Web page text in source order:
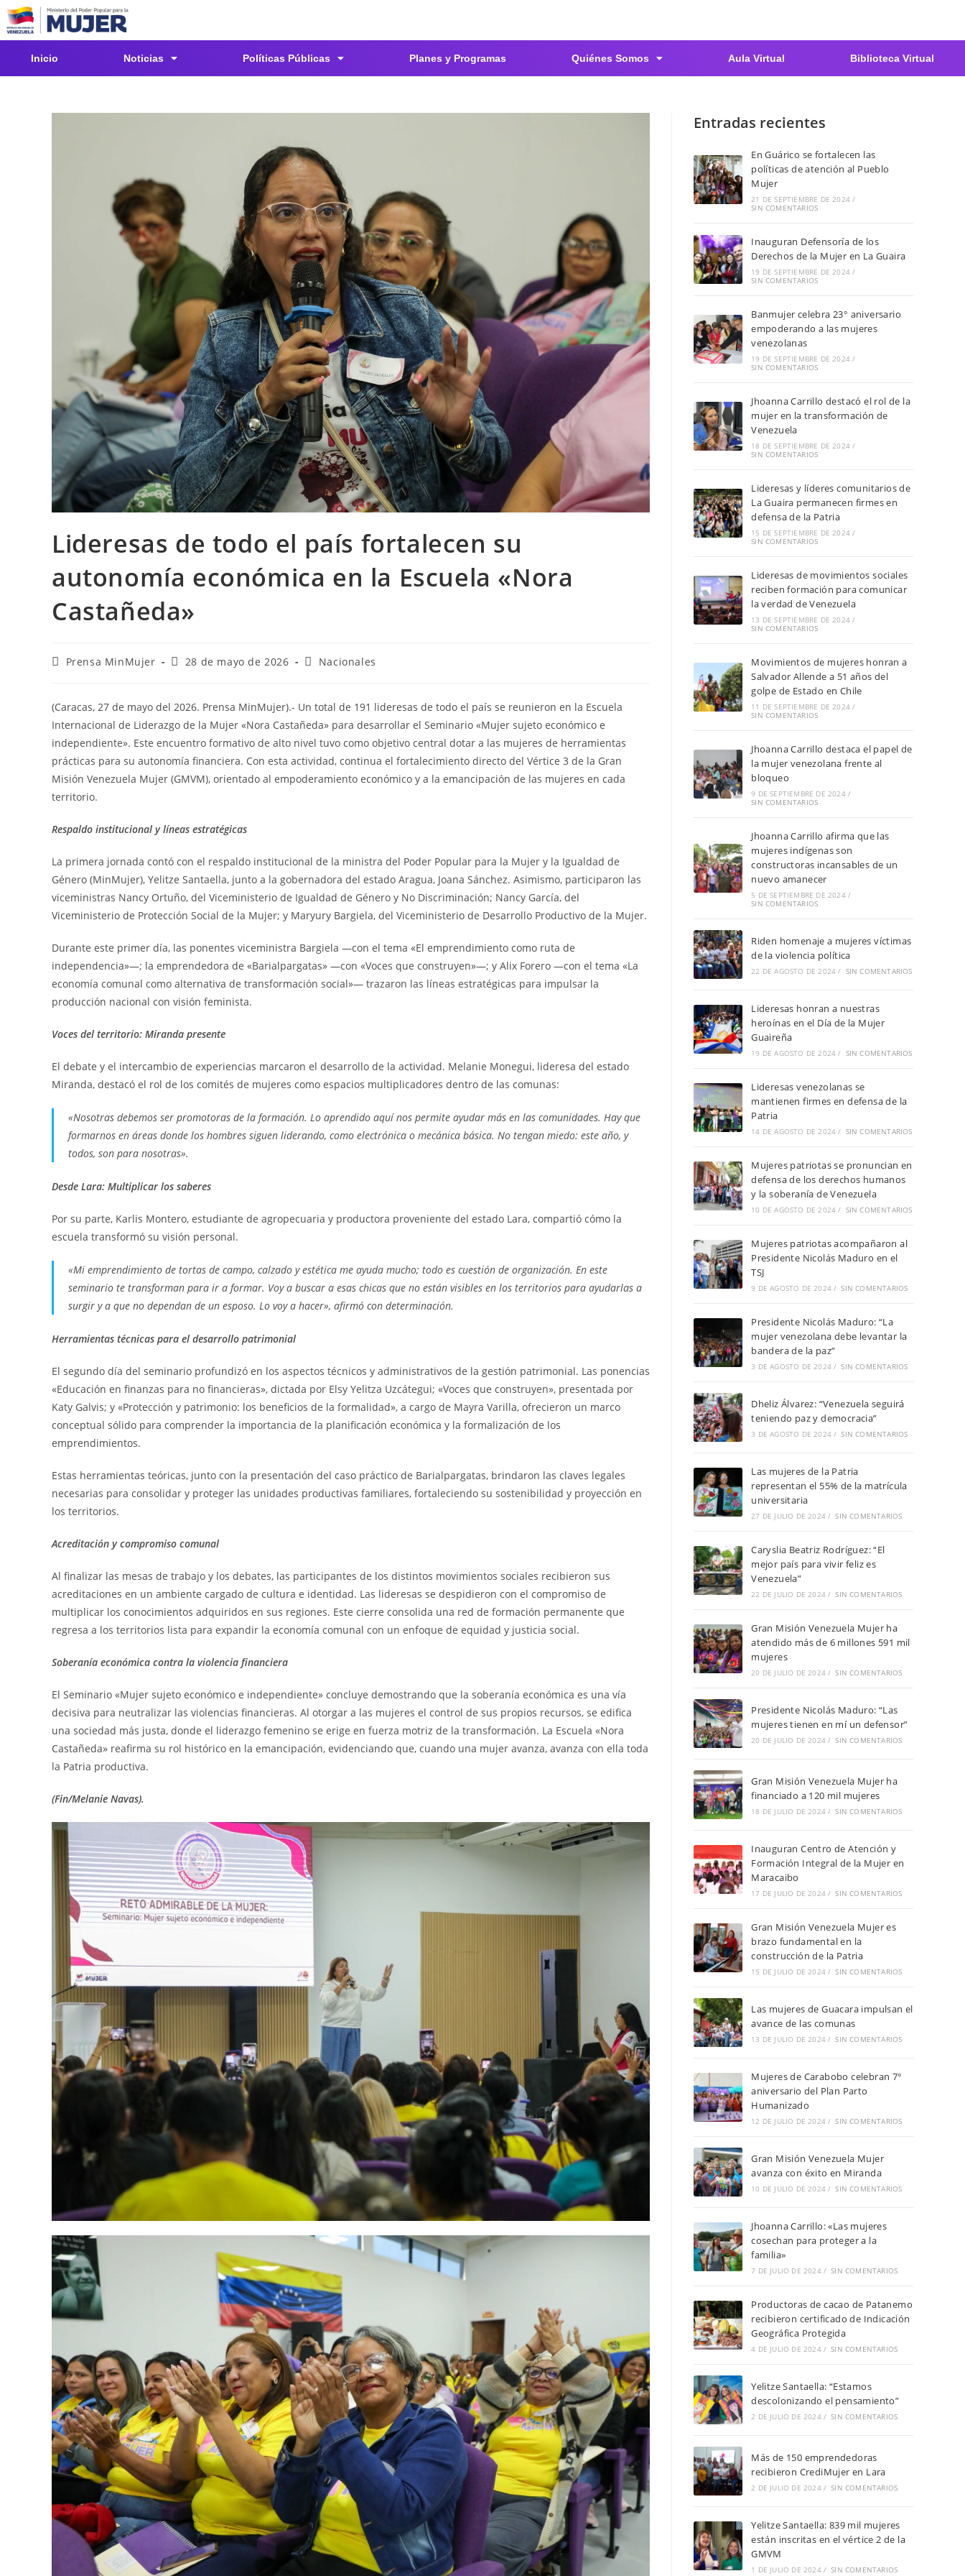
Inicio Noticias Políticas Públicas Planes y Programas Quiénes Somos Aula Virtual Biblioteca Virtual
Lideresas de todo el país fortalecen su
autonomía económica en la Escuela «Nora
Castañeda»
Prensa MinMujer 28 de mayo de 2026 Nacionales
(Caracas, 27 de mayo del 2026. Prensa MinMujer).- Un total de 191 lideresas de todo el país se reunieron en la Escuela
Internacional de Liderazgo de la Mujer «Nora Castañeda» para desarrollar el Seminario «Mujer sujeto económico e
independiente». Este encuentro formativo de alto nivel tuvo como objetivo central dotar a las mujeres de herramientas
prácticas para su autonomía financiera. Con esta actividad, continua el fortalecimiento directo del Vértice 3 de la Gran
Misión Venezuela Mujer (GMVM), orientado al empoderamiento económico y a la emancipación de las mujeres en cada
territorio.
Respaldo institucional y líneas estratégicas
La primera jornada contó con el respaldo institucional de la ministra del Poder Popular para la Mujer y la Igualdad de
Género (MinMujer), Yelitze Santaella, junto a la gobernadora del estado Aragua, Joana Sánchez. Asimismo, participaron las
viceministras Nancy Ortuño, del Viceministerio de Igualdad de Género y No Discriminación; Nancy García, del
Viceministerio de Protección Social de la Mujer; y Maryury Bargiela, del Viceministerio de Desarrollo Productivo de la Mujer.
Durante este primer día, las ponentes viceministra Bargiela —con el tema «El emprendimiento como ruta de
independencia»—; la emprendedora de «Barialpargatas» —con «Voces que construyen»—; y Alix Forero —con el tema «La
economía comunal como alternativa de transformación social»— trazaron las líneas estratégicas para impulsar la
producción nacional con visión feminista.
Voces del territorio: Miranda presente
El debate y el intercambio de experiencias marcaron el desarrollo de la actividad. Melanie Monegui, lideresa del estado
Miranda, destacó el rol de los comités de mujeres como espacios multiplicadores dentro de las comunas:
«Nosotras debemos ser promotoras de la formación. Lo aprendido aquí nos permite ayudar más en las comunidades. Hay que
formarnos en áreas donde los hombres siguen liderando, como electrónica o mecánica básica. No tengan miedo: este año, y
todos, son para nosotras».
Desde Lara: Multiplicar los saberes
Por su parte, Karlis Montero, estudiante de agropecuaria y productora proveniente del estado Lara, compartió cómo la
escuela transformó su visión personal.
«Mi emprendimiento de tortas de campo, calzado y estética me ayuda mucho; todo es cuestión de organización. En este
seminario te transforman para ir a formar. Voy a buscar a esas chicas que no están visibles en los territorios para ayudarlas a
surgir y a que no dependan de un esposo. Lo voy a hacer», afirmó con determinación.
Herramientas técnicas para el desarrollo patrimonial
El segundo día del seminario profundizó en los aspectos técnicos y administrativos de la gestión patrimonial. Las ponencias
«Educación en finanzas para no financieras», dictada por Elsy Yelitza Uzcátegui; «Voces que construyen», presentada por
Katy Galvis; y «Protección y patrimonio: los beneficios de la formalidad», a cargo de Mayra Varilla, ofrecieron un marco
conceptual sólido para comprender la importancia de la planificación económica y la formalización de los
emprendimientos.
Estas herramientas teóricas, junto con la presentación del caso práctico de Barialpargatas, brindaron las claves legales
necesarias para consolidar y proteger las unidades productivas familiares, fortaleciendo su sostenibilidad y proyección en
los territorios.
Acreditación y compromiso comunal
Al finalizar las mesas de trabajo y los debates, las participantes de los distintos movimientos sociales recibieron sus
acreditaciones en un ambiente cargado de cultura e identidad. Las lideresas se despidieron con el compromiso de
multiplicar los conocimientos adquiridos en sus regiones. Este cierre consolida una red de formación permanente que
regresa a los territorios lista para expandir la economía comunal con un enfoque de equidad y justicia social.
Soberanía económica contra la violencia financiera
El Seminario «Mujer sujeto económico e independiente» concluye demostrando que la soberanía económica es una vía
decisiva para neutralizar las violencias financieras. Al otorgar a las mujeres el control de sus propios recursos, se edifica
una sociedad más justa, donde el liderazgo femenino se erige en fuerza motriz de la transformación. La Escuela «Nora
Castañeda» reafirma su rol histórico en la emancipación, evidenciando que, cuando una mujer avanza, avanza con ella toda
la Patria productiva.
(Fin/Melanie Navas).
Entradas recientes
En Guárico se fortalecen las
políticas de atención al Pueblo
Mujer
21 DE SEPTIEMBRE DE 2024 /
SIN COMENTARIOS
Inauguran Defensoría de los
Derechos de la Mujer en La Guaira
19 DE SEPTIEMBRE DE 2024 /
SIN COMENTARIOS
Banmujer celebra 23° aniversario
empoderando a las mujeres
venezolanas
19 DE SEPTIEMBRE DE 2024 /
SIN COMENTARIOS
Jhoanna Carrillo destacó el rol de la
mujer en la transformación de
Venezuela
18 DE SEPTIEMBRE DE 2024 /
SIN COMENTARIOS
Lideresas y líderes comunitarios de
La Guaira permanecen firmes en
defensa de la Patria
15 DE SEPTIEMBRE DE 2024 /
SIN COMENTARIOS
Lideresas de movimientos sociales
reciben formación para comunicar
la verdad de Venezuela
13 DE SEPTIEMBRE DE 2024 /
SIN COMENTARIOS
Movimientos de mujeres honran a
Salvador Allende a 51 años del
golpe de Estado en Chile
11 DE SEPTIEMBRE DE 2024 /
SIN COMENTARIOS
Jhoanna Carrillo destaca el papel de
la mujer venezolana frente al
bloqueo
9 DE SEPTIEMBRE DE 2024 /
SIN COMENTARIOS
Jhoanna Carrillo afirma que las
mujeres indígenas son
constructoras incansables de un
nuevo amanecer
5 DE SEPTIEMBRE DE 2024 /
SIN COMENTARIOS
Riden homenaje a mujeres víctimas
de la violencia política
22 DE AGOSTO DE 2024 / SIN COMENTARIOS
Lideresas honran a nuestras
heroínas en el Día de la Mujer
Guaireña
19 DE AGOSTO DE 2024 / SIN COMENTARIOS
Lideresas venezolanas se
mantienen firmes en defensa de la
Patria
14 DE AGOSTO DE 2024 / SIN COMENTARIOS
Mujeres patriotas se pronuncian en
defensa de los derechos humanos
y la soberanía de Venezuela
10 DE AGOSTO DE 2024 / SIN COMENTARIOS
Mujeres patriotas acompañaron al
Presidente Nicolás Maduro en el
TSJ
9 DE AGOSTO DE 2024 / SIN COMENTARIOS
Presidente Nicolás Maduro: “La
mujer venezolana debe levantar la
bandera de la paz”
3 DE AGOSTO DE 2024 / SIN COMENTARIOS
Dheliz Álvarez: “Venezuela seguirá
teniendo paz y democracia”
3 DE AGOSTO DE 2024 / SIN COMENTARIOS
Las mujeres de la Patria
representan el 55% de la matrícula
universitaria
27 DE JULIO DE 2024 / SIN COMENTARIOS
Caryslia Beatriz Rodríguez: “El
mejor país para vivir feliz es
Venezuela”
22 DE JULIO DE 2024 / SIN COMENTARIOS
Gran Misión Venezuela Mujer ha
atendido más de 6 millones 591 mil
mujeres
20 DE JULIO DE 2024 / SIN COMENTARIOS
Presidente Nicolás Maduro: “Las
mujeres tienen en mí un defensor”
20 DE JULIO DE 2024 / SIN COMENTARIOS
Gran Misión Venezuela Mujer ha
financiado a 120 mil mujeres
18 DE JULIO DE 2024 / SIN COMENTARIOS
Inauguran Centro de Atención y
Formación Integral de la Mujer en
Maracaibo
17 DE JULIO DE 2024 / SIN COMENTARIOS
Gran Misión Venezuela Mujer es
brazo fundamental en la
construcción de la Patria
15 DE JULIO DE 2024 / SIN COMENTARIOS
Las mujeres de Guacara impulsan el
avance de las comunas
13 DE JULIO DE 2024 / SIN COMENTARIOS
Mujeres de Carabobo celebran 7°
aniversario del Plan Parto
Humanizado
12 DE JULIO DE 2024 / SIN COMENTARIOS
Gran Misión Venezuela Mujer
avanza con éxito en Miranda
10 DE JULIO DE 2024 / SIN COMENTARIOS
Jhoanna Carrillo: «Las mujeres
cosechan para proteger a la
familia»
7 DE JULIO DE 2024 / SIN COMENTARIOS
Productoras de cacao de Patanemo
recibieron certificado de Indicación
Geográfica Protegida
4 DE JULIO DE 2024 / SIN COMENTARIOS
Yelitze Santaella: “Estamos
descolonizando el pensamiento”
2 DE JULIO DE 2024 / SIN COMENTARIOS
Más de 150 emprendedoras
recibieron CrediMujer en Lara
2 DE JULIO DE 2024 / SIN COMENTARIOS
Yelitze Santaella: 839 mil mujeres
están inscritas en el vértice 2 de la
GMVM
1 DE JULIO DE 2024 / SIN COMENTARIOS